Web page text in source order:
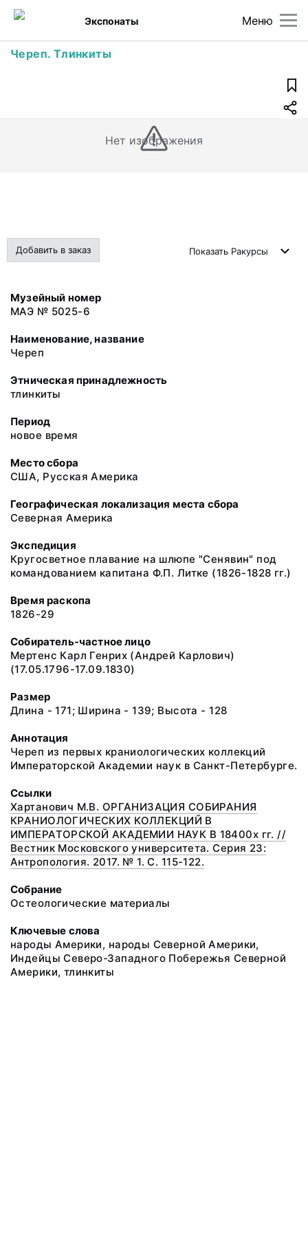
Меню
Экспонаты
Череп. Тлинкиты
Нет изображения
Добавить в заказ Показать Ракурсы
Музейный номер
МАЭ № 5025-6
Наименование, название
Череп
Этническая принадлежность
тлинкиты
Период
новое время
Место сбора
США, Русская Америка
Географическая локализация места сбора
Северная Америка
Экспедиция
Кругосветное плавание на шлюпе "Сенявин" под
командованием капитана Ф.П. Литке (1826-1828 гг.)
Время раскопа
1826-29
Собиратель-частное лицо
Мертенс Карл Генрих (Андрей Карлович)
(17.05.1796-17.09.1830)
Размер
Длина - 171; Ширина - 139; Высота - 128
Аннотация
Череп из первых краниологических коллекций
Императорской Академии наук в Санкт-Петербурге.
Ссылки
Хартанович М.В. ОРГАНИЗАЦИЯ СОБИРАНИЯ
КРАНИОЛОГИЧЕСКИХ КОЛЛЕКЦИЙ В
ИМПЕРАТОРСКОЙ АКАДЕМИИ НАУК В 18400х гг. //
Вестник Московского университета. Серия 23:
Антропология. 2017. № 1. С. 115-122.
Собрание
Остеологические материалы
Ключевые слова
народы Америки, народы Северной Америки,
Индейцы Северо-Западного Побережья Северной
Америки, тлинкиты